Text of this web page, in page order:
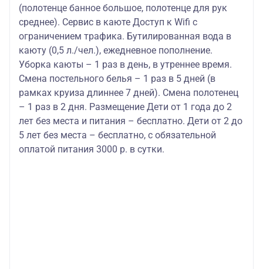
(полотенце банное большое, полотенце для рук
среднее). Сервис в каюте Доступ к Wifi с
ограничением трафика. Бутилированная вода в
каюту (0,5 л./чел.), ежедневное пополнение.
Уборка каюты – 1 раз в день, в утреннее время.
Смена постельного белья – 1 раз в 5 дней (в
рамках круиза длиннее 7 дней). Смена полотенец
– 1 раз в 2 дня. Размещение Дети от 1 года до 2
лет без места и питания – бесплатно. Дети от 2 до
5 лет без места – бесплатно, с обязательной
оплатой питания 3000 р. в сутки.